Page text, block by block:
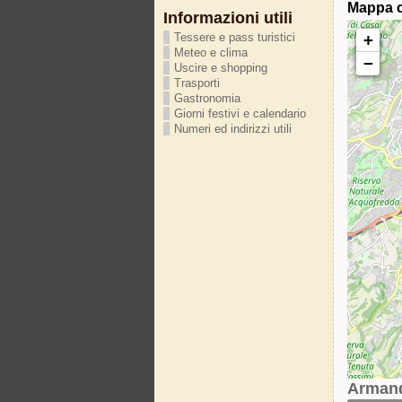
Informazioni utili
Tessere e pass turistici
Meteo e clima
Uscire e shopping
Trasporti
Gastronomia
Giorni festivi e calendario
Numeri ed indirizzi utili
Mappa
+
−